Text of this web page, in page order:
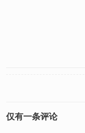
仅有一条评论